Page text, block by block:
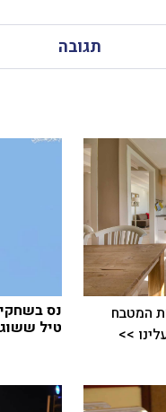
תגובה
המטבח
>>
נס
טיל